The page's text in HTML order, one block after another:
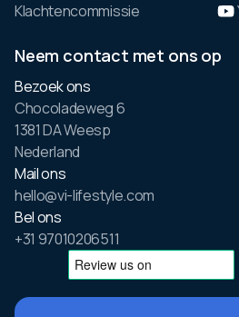
Klachtencommissie
Neem contact met ons op
Bezoek ons
Chocoladeweg 6
1381 DA Weesp
Nederland
Mail ons
hello@vi-lifestyle.com
Bel ons
+31 97010206511